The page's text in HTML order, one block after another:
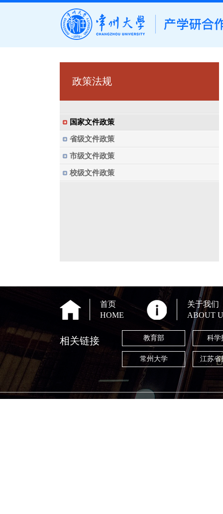
政策法规
国家文件政策
省级文件政策
市级文件政策
校级文件政策
首页
HOME
关于我们
ABOUT
相关链接 教育部 科学
常州大学 江苏省